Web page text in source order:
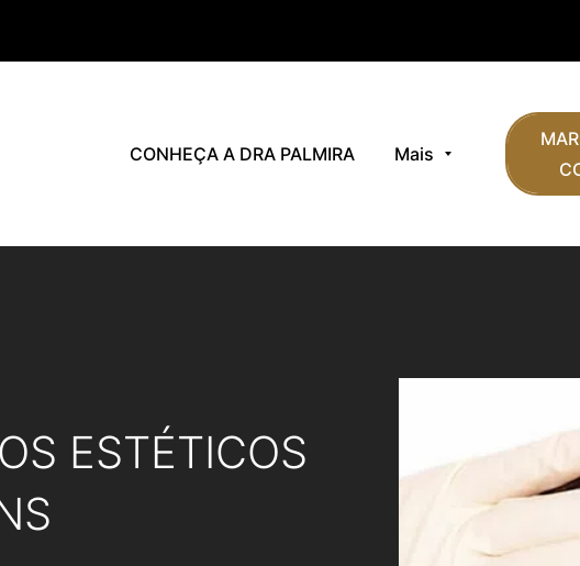
CONHEÇA A DRA PALMIRA Mais
ESTÉTICOS